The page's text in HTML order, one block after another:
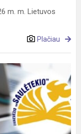
m. m. Lietuvos
Plačiau